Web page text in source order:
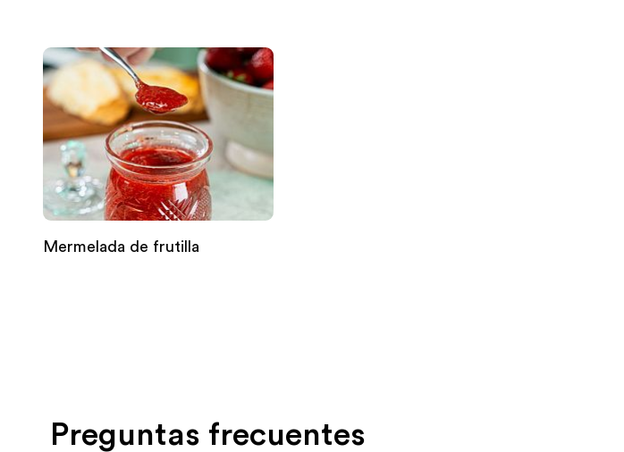
Mermelada de frutilla
Preguntas frecuentes